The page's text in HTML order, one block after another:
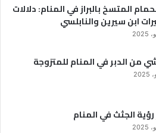
المتسخ بالبراز في المنام: دلالات
ابن سيرين والنابلسي
من الدبر في المنام للمتزوجة
الجثث في المنام